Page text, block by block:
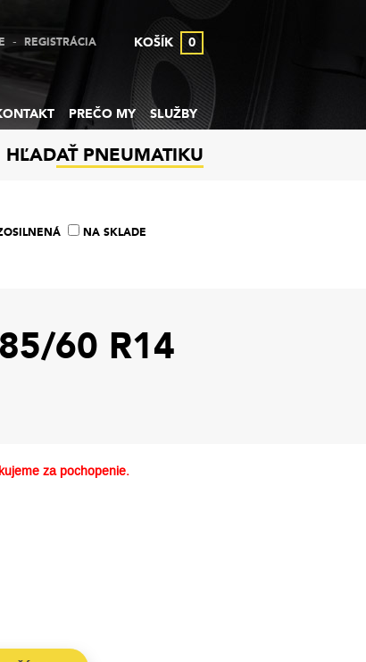
- REGISTRÁCIA KOŠÍK 0
PREČO MY SLUŽBY
HĽADAŤ PNEUMATIKU
NA SKLADE
60 R14
za pochopenie.